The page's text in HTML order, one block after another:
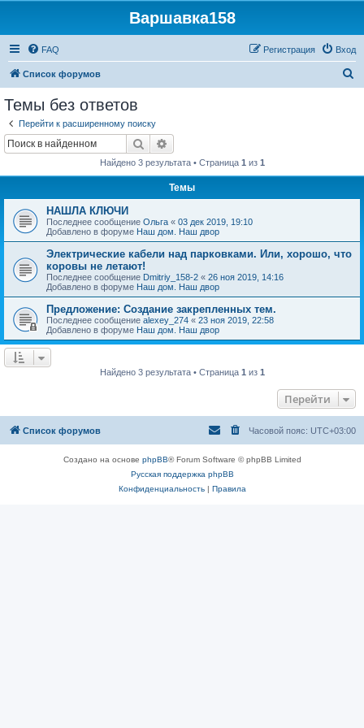
Варшавка158
FAQ Вход
Регистрация
Список форумов
Темы без ответов
Перейти к расширенному поиску
Поиск
Найдено 3 результата • Страница 1 из 1
Темы
НАШЛА КЛЮЧИ
Последнее сообщение Ольга « 03 дек 2019, 19:10
Добавлено в форуме Наш дом. Наш двор
Электрические кабели над парковками. Или, хорошо, что
коровы не летают!
Последнее сообщение Dmitriy_158-2 « 26 ноя 2019, 14:16
Добавлено в форуме Наш дом. Наш двор
Предложение: Создание закрепленных тем.
Последнее сообщение alexey_274 « 23 ноя 2019, 22:58
Добавлено в форуме Наш дом. Наш двор
Найдено 3 результата • Страница 1 из 1
Перейти
Список форумов Часовой пояс: UTC+03:00
Создано на основе phpBB® Forum Software © phpBB Limited
Русская поддержка phpBB
Конфиденциальность| Правила